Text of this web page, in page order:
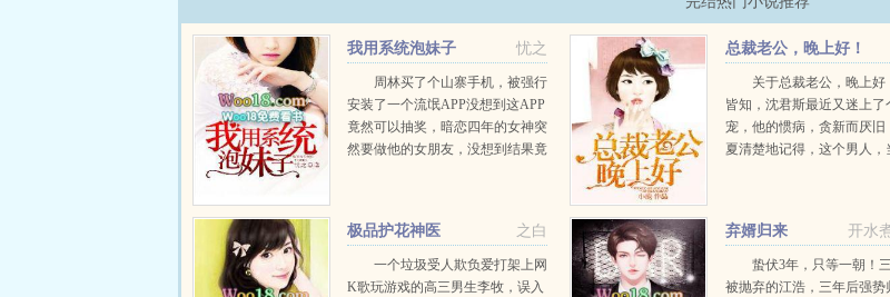
忧之
我用系统泡妹子
周林买了个山寨手机，被强行
安装了一个流氓APP没想到这APP
竟然可以抽奖，暗恋四年的女神突
然要做他的女朋友，没想到结果竟
总裁老公，晚上好！
关于总裁老公，晚上好
皆知，沈君斯最近又迷上了
宠，他的惯病，贪新而厌旧
夏清楚地记得，这个男人，
琴上了，那一刻，百般屈辱
之白
极品护花神医
一个垃圾受人欺负爱打架上网
K歌玩游戏的高三男生李牧，误入
开水
弃婿归来
蛰伏3年，只等一朝！
被抛弃的江浩，三年后强势